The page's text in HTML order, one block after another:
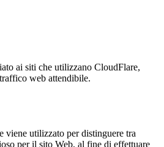
ai siti che utilizzano CloudFlare,
web attendibile.
viene utilizzato per distinguere tra
per il sito Web, al fine di effettuare